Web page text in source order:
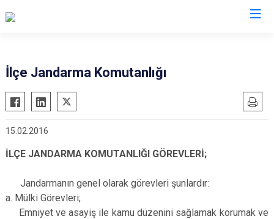
Başmakçı
Bayat
Bolvadin
Çay
Dazkırı
Dinar
Kızılören
Sultandağı
İlçe Jandarma Komutanlığı
15.02.2016
İLÇE JANDARMA KOMUTANLIĞI GÖREVLERİ;
Jandarmanın genel olarak görevleri şunlardır:
a. Mülki Görevleri;
Emniyet ve asayiş ile kamu düzenini sağlamak korumak ve